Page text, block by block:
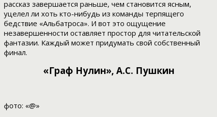
рассказ завершается раньше, чем становится ясным,
уцелел ли хоть кто-нибудь из команды терпящего
бедствие «Альбатроса». И вот это ощущение
незавершенности оставляет простор для читательской
фантазии. Каждый может придумать свой собственный
финал.
«Граф Нулин», А.С. Пушкин
фото: «@»